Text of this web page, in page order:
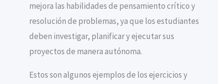
mejora las habilidades de pensamiento crítico y
resolución de problemas, ya que los estudiantes
deben investigar, planificar y ejecutar sus
proyectos de manera autónoma.
Estos son algunos ejemplos de los ejercicios y